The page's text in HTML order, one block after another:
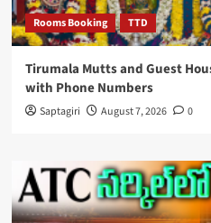
Rooms Booking TTD
Tirumala Mutts and Guest
with Phone Numbers
Saptagiri August 7, 2026 0